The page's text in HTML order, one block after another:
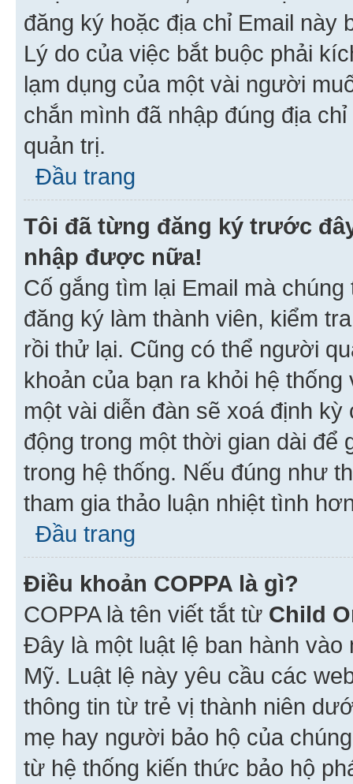
đăng ký hoặc địa chỉ Email này
Lý do của việc bắt buộc phải
lạm dụng của một vài người
chắn mình đã nhập đúng địa
quản trị.
Đầu trang
Tôi đã từng đăng ký trước
nhập được nữa!
Cố gắng tìm lại Email mà
đăng ký làm thành viên, kiểm
rồi thử lại. Cũng có thể người
khoản của bạn ra khỏi hệ
một vài diễn đàn sẽ xoá định
động trong một thời gian dài
trong hệ thống. Nếu đúng như
tham gia thảo luận nhiệt tình
Đầu trang
Điều khoản COPPA là gì?
COPPA là tên viết tắt từ Child
Đây là một luật lệ ban hành
Mỹ. Luật lệ này yêu cầu các
thông tin từ trẻ vị thành niên
mẹ hay người bảo hộ của
từ hệ thống kiến thức bảo hộ